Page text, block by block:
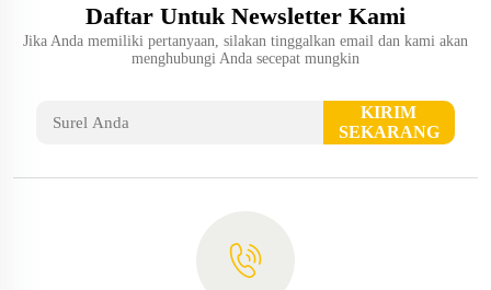
Daftar Untuk Newsletter Kami
Jika Anda memiliki pertanyaan, silakan tinggalkan email dan kami akan
menghubungi Anda secepat mungkin
KIRIM
SEKARANG